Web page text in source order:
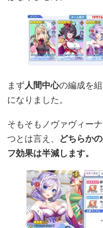
まず人間中心の編成を
になりました。
そもそもノヴァヴィー
つとは言え、
どちらか
フ効果は半減します。